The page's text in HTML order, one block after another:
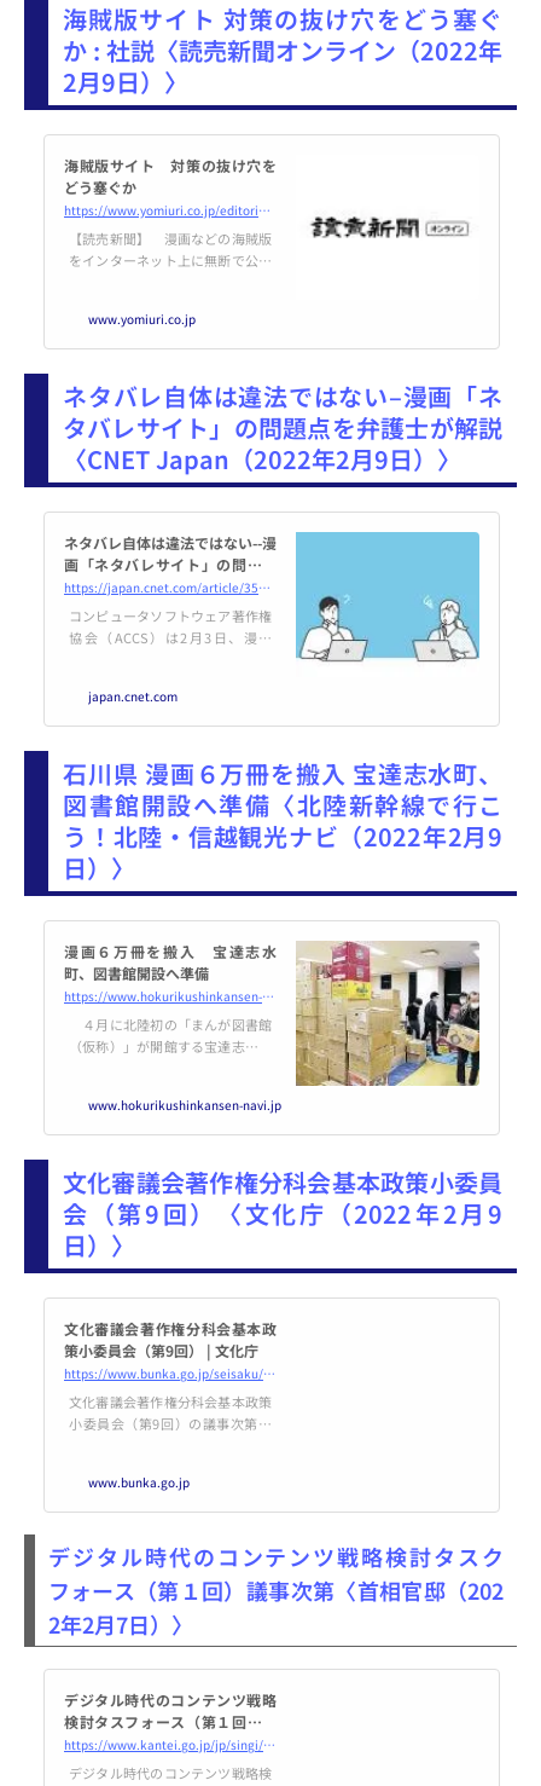
る場合があるからです。デジタル
出版とはなにか？ 一般社団法人
日本電子出版協会（JEPA）公式サ
イトの「電子出版とは」による
と、デジタル出版（電子出版）に
海賊版サイト 対策の抜け穴をどう塞ぐ
か : 社説〈読売新聞オンライン（2022年
2月9日）〉
海賊版サイト 対策の抜け穴を
どう塞ぐか
https://www.yomiuri.co.jp/editorial/20220208-OYT1T50351/
【読売新聞】 漫画などの海賊版
をインターネット上に無断で公開
の巧妙化に対処し、対策の抜け穴
を塞ぐ必要がある。 出版社などで
要海賊版サイトで２０
www.yomiuri.co.jp
ネタバレ自体は違法ではない–漫画「ネ
タバレサイト」の問題点を弁護士が解説
〈CNET Japan（2022年2月9日）〉
ネタバレ自体は違法ではない--漫
画「ネタバレサイト」の問題点
を弁護士が解説
https://japan.cnet.com/article/35183196/
コンピュータソフトウェア著作権
協会（ACCS）は2月3日、漫画
した。これに対し、甲本・佐藤法
律会計事務所で共同代表を務める
本質的な問題は「ネタバレ」では
なく、ネタバレ自体は違法ではな
いと指摘する。
japan.cnet.com
石川県 漫画６万冊を搬入 宝達志水町、
図書館開設へ準備〈北陸新幹線で行こ
う！北陸・信越観光ナビ（2022年2月9
日）〉
漫画６万冊を搬入 宝達志水
町、図書館開設へ準備
https://www.hokurikushinkansen-navi.jp/pc/news/article.php?id=NEWS0000029885
４月に北陸初の「まんが図書館
（仮称）」が開館する宝達志水町
www.hokurikushinkansen-navi.jp
文化審議会著作権分科会基本政策小委員
会（第9回）〈文化庁（2022年2月9
日）〉
文化審議会著作権分科会基本政
策小委員会（第9回） | 文化庁
https://www.bunka.go.jp/seisaku/bunkashingikai/chosakuken/kihonseisaku/r03_09/
文化審議会著作権分科会基本政策
小委員会（第9回）の議事次第・
www.bunka.go.jp
デジタル時代のコンテンツ戦略検討タスク
フォース（第１回）議事次第〈首相官邸（202
2年2月7日）〉
デジタル時代のコンテンツ戦略
検討タスフォース（第１回）議
事次第
https://www.kantei.go.jp/jp/singi/titeki2/digital_contents_tf/dai1/gijisidai.html
デジタル時代のコンテンツ戦略検